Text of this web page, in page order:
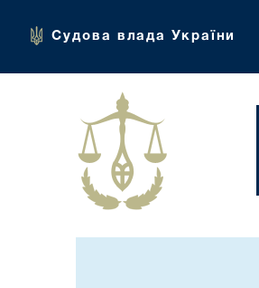
Судова влада України